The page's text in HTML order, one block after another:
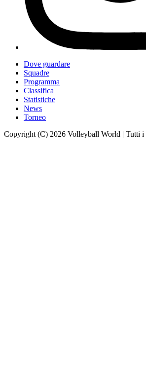
Dove guardare
Squadre
Programma
Classifica
Statistiche
News
Torneo
Copyright (C) 2026 Volleyball World | Tutti i